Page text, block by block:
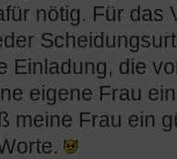
nötig. Für das
Einladung, die
eigene Frau
meine Frau ein